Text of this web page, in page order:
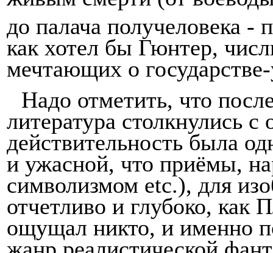
до палача получеловека -
как хотел бы Гюнтер,
мечтающих о
Надо отметить, что
литература столкнулись
действительность была
и ужа­сной, что приёмы,
символизмом etc.), для
отчетливо и глубоко, как
ощущал никто, и именно